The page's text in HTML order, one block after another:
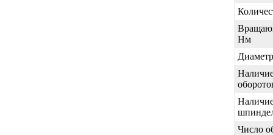
Нм
Число